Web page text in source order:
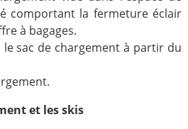
comportant la fermeture éclair
à bagages.
le sac de chargement à partir du
et les skis